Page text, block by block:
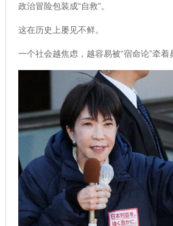
政治冒险包装成“自救”。
这在历史上屡见不鲜。
一个社会越焦虑，越容易被“宿命论”牵着